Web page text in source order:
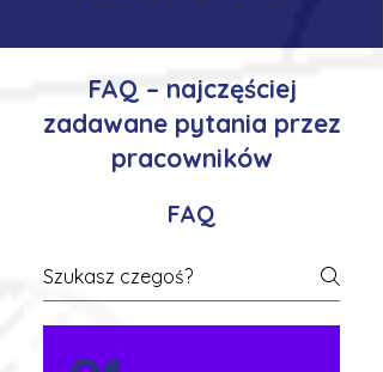
FAQ – najczęściej
zadawane pytania przez
pracowników
FAQ